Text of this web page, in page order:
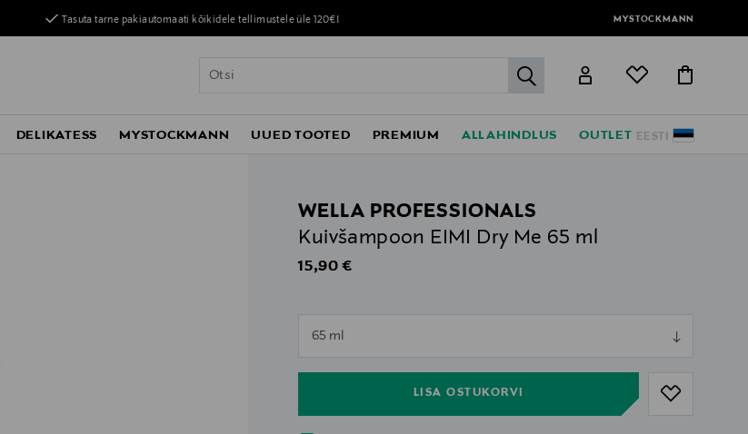
Tasuta tarne pakiautomaati kõikidele tellimustele üle 120€! MYSTOCKMANN
label.header.go
EESTI
DELIKATESS MYSTOCKMANN UUED TOOTED PREMIUM ALLAHINDLUS OUTLET
WELLA PROFESSIONALS
Kuivšampoon EIMI Dry Me 65 ml
Original Price
15,90 €
65 ml
LISA OSTUKORVI
null